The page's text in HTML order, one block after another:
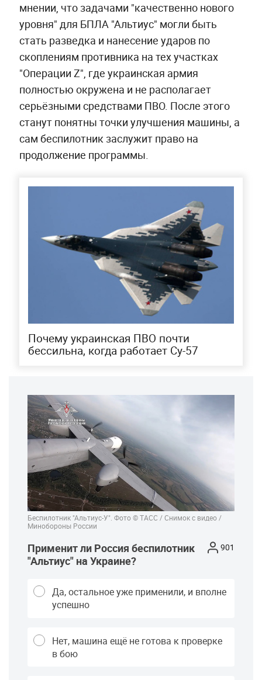
мнении, что задачами "качественно нового
уровня" для БПЛА "Альтиус" могли быть
стать разведка и нанесение ударов по
скоплениям противника на тех участках
"Операции Z", где украинская армия
полностью окружена и не располагает
серьёзными средствами ПВО. После этого
станут понятны точки улучшения машины, а
сам беспилотник заслужит право на
продолжение программы.
Почему украинская ПВО почти
бессильна, когда работает Су-57
Беспилотник "Альтиус-У". Фото © ТАСС / Снимок с видео /
Минобороны России
Применит ли Россия беспилотник
"Альтиус" на Украине?
901
Да, остальное уже применили, и вполне
успешно
Нет, машина ещё не готова к проверке
в бою